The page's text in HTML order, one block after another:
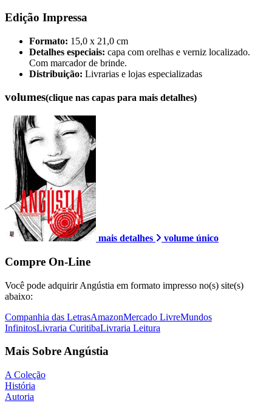
Edição Impressa
Formato: 15,0 x 21,0 cm
Detalhes especiais: capa com orelhas e verniz localizado.
Com marcador de brinde.
Distribuição: Livrarias e lojas especializadas
volumes(clique nas capas para mais detalhes)
mais detalhes volume único
Compre On-Line
Você pode adquirir Angústia em formato impresso no(s) site(s)
abaixo:
Companhia das LetrasAmazonMercado LivreMundos
InfinitosLivraria CuritibaLivraria Leitura
Mais Sobre Angústia
A Coleção
História
Autoria